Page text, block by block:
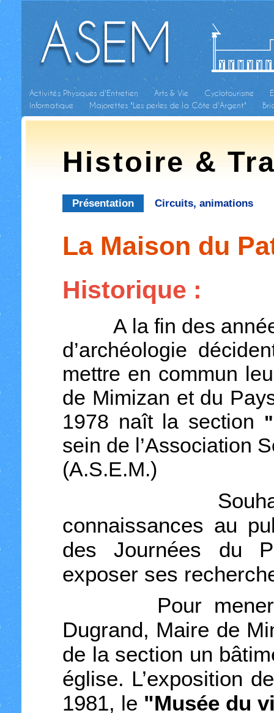
ASEM
Activités Physiques d'Entretien Arts & Vie Cyclotourisme
Informatique
Majorettes "Les perles de la Côte d'Argent"
Histoire &
Présentation Circuits, animations
La Maison du
Historique :
A la fin des
d’archéologie
mettre en commun
de Mimizan et du
1978 naît la section
sein de l’Association
(A.S.E.M.)
Souhaitant
connaissances au
des Journées du
exposer ses
Pour mener à
Dugrand, Maire de
de la section un
église. L’exposition
1981, le "Musée du